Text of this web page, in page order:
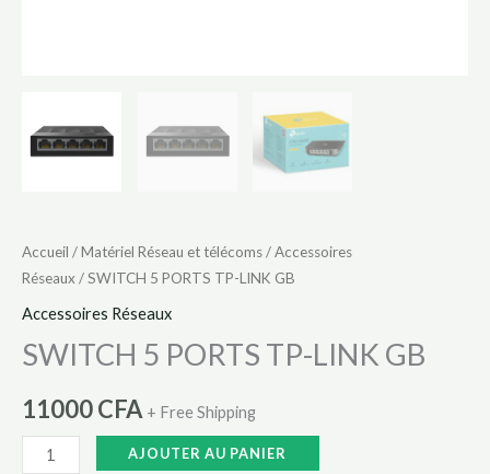
Accueil /Matériel Réseau et télécoms/Accessoires
Réseaux/ SWITCH 5 PORTS TP-LINK GB
Accessoires Réseaux
SWITCH 5 PORTS TP-LINK GB
11000CFA + Free Shipping
AJOUTER AU PANIER